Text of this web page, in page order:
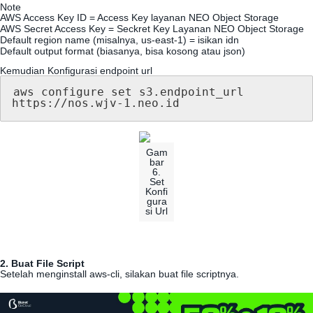
Note
AWSAccess Key ID =Access Key layanan NEO Object Storage
AWS SecretAccess Key = Seckret Key Layanan NEO Object Storage
Default region name (misalnya us-east-1) = isikan idn
Default output format (biasanya bisa kosong atau json)
Kemudian Konfigurasi endpoint url
aws configure set s3 . endpoint_url
https : //nos . wjv- 1 . neo . id
Gam
bar
6.
Set
Konfi
gura
si Url
2. Buat File Script
Setelah menginstall aws-cli silakan buat file scriptnya